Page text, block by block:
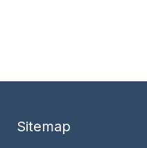
Sitemap